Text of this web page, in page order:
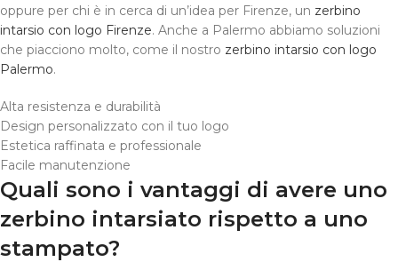
oppure per chi è in cerca di un’idea per Firenze, un zerbino
intarsio con logo Firenze. Anche a Palermo abbiamo soluzioni
che piacciono molto, come il nostro zerbino intarsio con logo
Palermo.
Alta resistenza e durabilità
Design personalizzato con il tuo logo
Estetica raffinata e professionale
Facile manutenzione
Quali sono i vantaggi di avere uno
zerbino intarsiato rispetto a uno
stampato?